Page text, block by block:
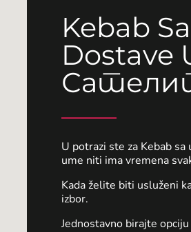
Kebab
Dostave
U potrazi ste za Kebab
ume niti ima vremena
Kada želite biti usluženi
izbor.
Jednostavno birajte